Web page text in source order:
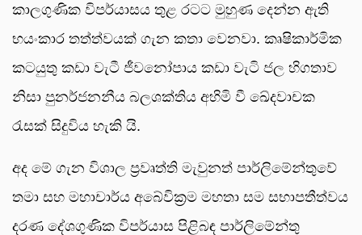
කාලගුණික විපර්යාසය තුළ රටට මුහුණ දෙන්න ඇති
භයංකාර තත්ත්වයක් ගැන කතා වෙනවා. කෘෂිකාර්මික
කටයුතු කඩා වැටී ජීවනෝපාය කඩා වැටි ජල හිගතාව
නිසා පුනර්ජනනීය බලශක්තිය අහිමි වී ඛේදවාචක
රැසක් සිදුවිය හැකි යි.
අද මේ ගැන විශාල ප්‍රවෘත්ති මැවුනත් පාර්ලිමේන්තුවේ
තමා සහ මහාචාර්ය අබේවික්‍රම මහතා සම සභාපතීත්වය
දරණ දේශගුණික විපර්යාස පිළිබඳ පාර්ලිමේන්තු